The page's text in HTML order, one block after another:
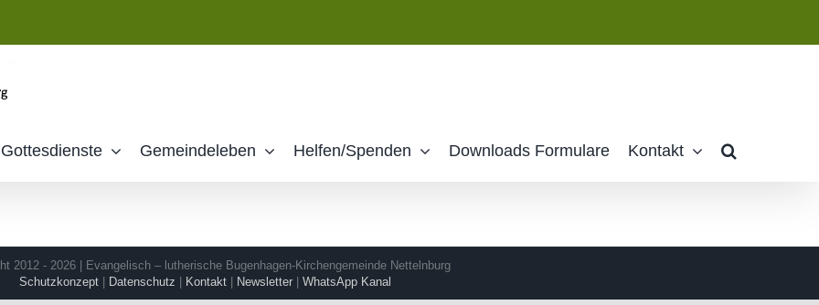
Gottesdienste Gemeindeleben Helfen/Spenden Downloads Formulare Kontakt
2012 - 2026 | Evangelisch – lutherische Bugenhagen-Kirchengemeinde Nettelnburg
Schutzkonzept| Datenschutz Kontakt| Newsletter| WhatsApp Kanal